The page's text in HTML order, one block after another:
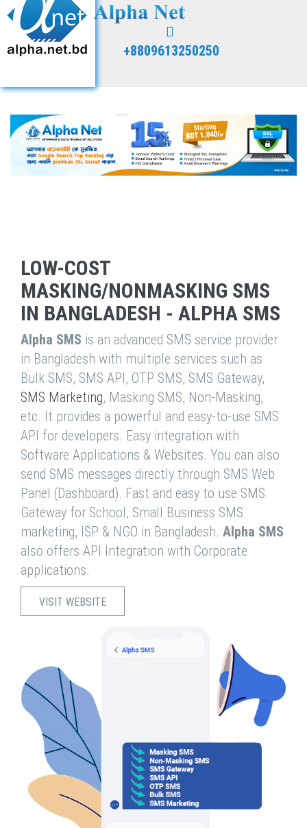
+8809613250250
LOW-COST
MASKING/NONMASKING SMS
IN BANGLADESH - ALPHA SMS
Alpha SMS is an advanced SMS service provider
in Bangladesh with multiple services such as
Bulk SMS, SMS API, OTP SMS, SMS Gateway,
SMS Marketing, Masking SMS, Non-Masking,
etc. It provides a powerful and easy-to-use SMS
API for developers. Easy integration with
Software Applications & Websites. You can also
send SMS messages directly through SMS Web
Panel (Dashboard). Fast and easy to use SMS
Gateway for School, Small Business SMS
marketing, ISP & NGO in Bangladesh. Alpha SMS
also offers API Integration with Corporate
applications.
VISIT WEBSITE